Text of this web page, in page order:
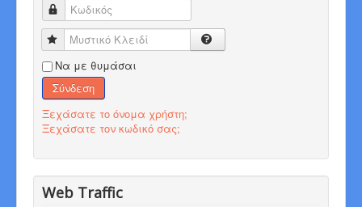
Κωδικός
Μυστικό Κλειδί
Να με θυμάσαι
Σύνδεση
Ξεχάσατε το όνομα χρήστη;
Ξεχάσατε τον κωδικό σας;
Web Traffic